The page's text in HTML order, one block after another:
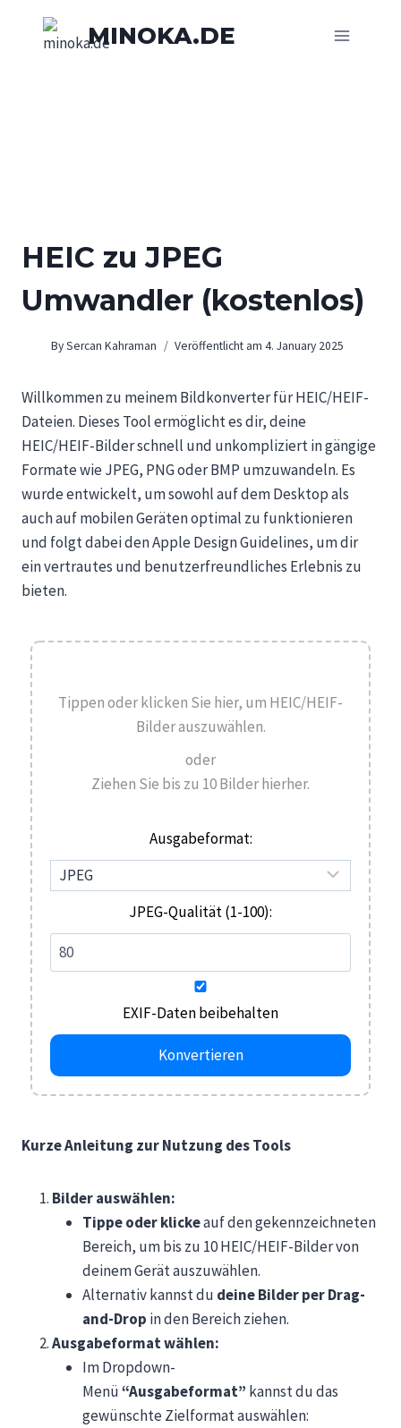
MINOKA.DE
HEIC zu JPEG
Umwandler (kostenlos)
BySercan Kahraman Veröffentlicht am 4. January 2025
Willkommen zu meinem Bildkonverter für HEIC/HEIF-
Dateien. Dieses Tool ermöglicht es dir, deine
HEIC/HEIF-Bilder schnell und unkompliziert in gängige
Formate wie JPEG, PNG oder BMP umzuwandeln. Es
wurde entwickelt, um sowohl auf dem Desktop als
auch auf mobilen Geräten optimal zu funktionieren
und folgt dabei den Apple Design Guidelines, um dir
ein vertrautes und benutzerfreundliches Erlebnis zu
bieten.
Tippen oder klicken Sie hier, um HEIC/HEIF-
Bilder auszuwählen.
oder
Ziehen Sie bis zu 10 Bilder hierher.
Ausgabeformat:
JPEG-Qualität (1-100):
EXIF-Daten beibehalten
Konvertieren
Kurze Anleitung zur Nutzung des Tools
Bilder auswählen:
Tippe oder klickeauf den gekennzeichneten
Bereich, um bis zu 10 HEIC/HEIF-Bilder von
deinem Gerät auszuwählen.
Alternativ kannst du deine Bilder per Drag-
and-Drop in den Bereich ziehen.
Ausgabeformat wählen:
Im Dropdown-
Menü“Ausgabeformat” kannst du das
gewünschte Zielformat auswählen: